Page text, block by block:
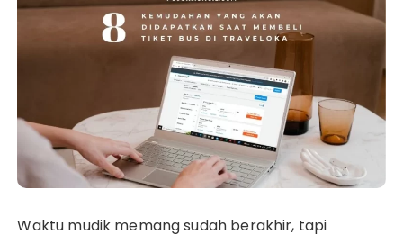
Waktu mudik memang sudah berakhir, tapi